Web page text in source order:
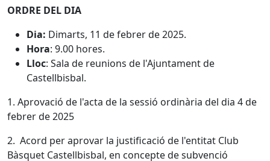
ORDRE DEL DIA
Dia: Dimarts, 11 de febrer de 2025.
Hora: 9.00 hores.
Lloc: Sala de reunions de l'Ajuntament de
Castellbisbal.
1. Aprovació de l'acta de la sessió ordinària del dia 4 de
febrer de 2025
2. Acord per aprovar la justificació de l'entitat Club
Bàsquet Castellbisbal, en concepte de subvenció